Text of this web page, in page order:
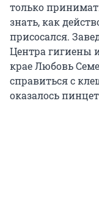
только
знать, как
присосался.
Центра гигиены
крае Любовь
справиться с
оказалось